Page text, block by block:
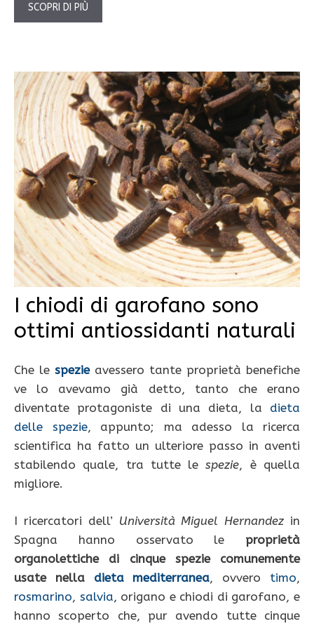
SCOPRI DI PIÙ
I chiodi di garofano sono
ottimi antiossidanti naturali
Che le spezieavessero tante proprietà benefiche
ve lo avevamo già detto, tanto che erano
diventate protagoniste di una dieta, la dieta
delle spezie, appunto; ma adesso la ricerca
scientifica ha fatto un ulteriore passo in aventi
stabilendo quale, tra tutte lespezie, è quella
migliore.
I ricercatori dell’ Università Miguel Hernandez in
Spagna hanno osservato le proprietà
organolettiche di cinque spezie comunemente
usate nella dieta mediterranea, ovvero timo,
rosmarino, salvia, origano e chiodi di garofano, e
hanno scoperto che, pur avendo tutte cinque